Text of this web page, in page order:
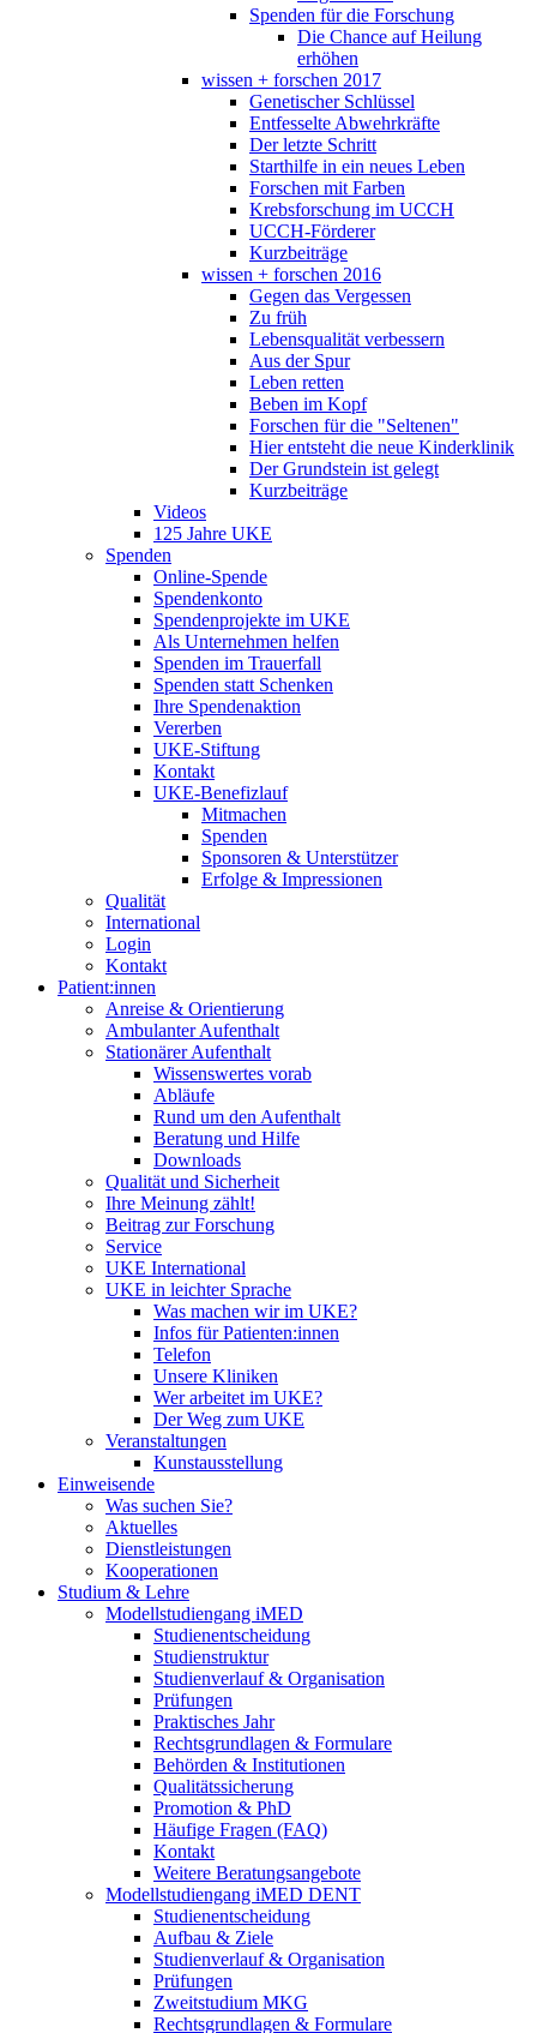
Spenden für die Forschung
Die Chance auf Heilung
erhöhen
wissen + forschen 2017
Genetischer Schlüssel
Entfesselte Abwehrkräfte
Der letzte Schritt
Starthilfe in ein neues Leben
Forschen mit Farben
Krebsforschung im UCCH
UCCH-Förderer
Kurzbeiträge
wissen + forschen 2016
Gegen das Vergessen
Zu früh
Lebensqualität verbessern
Aus der Spur
Leben retten
Beben im Kopf
Forschen für die "Seltenen"
Hier entsteht die neue Kinderklinik
Der Grundstein ist gelegt
Kurzbeiträge
Videos
125 Jahre UKE
Spenden
Online-Spende
Spendenkonto
Spendenprojekte im UKE
Als Unternehmen helfen
Spenden im Trauerfall
Spenden statt Schenken
Ihre Spendenaktion
Vererben
UKE-Stiftung
Kontakt
UKE-Benefizlauf
Mitmachen
Spenden
Sponsoren & Unterstützer
Erfolge & Impressionen
Qualität
International
Login
Kontakt
Patient:innen
Anreise & Orientierung
Ambulanter Aufenthalt
Stationärer Aufenthalt
Wissenswertes vorab
Abläufe
Rund um den Aufenthalt
Beratung und Hilfe
Downloads
Qualität und Sicherheit
Ihre Meinung zählt!
Beitrag zur Forschung
Service
UKE International
UKE in leichter Sprache
Was machen wir im UKE?
Infos für Patienten:innen
Telefon
Unsere Kliniken
Wer arbeitet im UKE?
Der Weg zum UKE
Veranstaltungen
Kunstausstellung
Einweisende
Was suchen Sie?
Aktuelles
Dienstleistungen
Kooperationen
Studium & Lehre
Modellstudiengang iMED
Studienentscheidung
Studienstruktur
Studienverlauf & Organisation
Prüfungen
Praktisches Jahr
Rechtsgrundlagen & Formulare
Behörden & Institutionen
Qualitätssicherung
Promotion & PhD
Häufige Fragen (FAQ)
Kontakt
Weitere Beratungsangebote
Modellstudiengang iMED DENT
Studienentscheidung
Aufbau & Ziele
Studienverlauf & Organisation
Prüfungen
Zweitstudium MKG
Rechtsgrundlagen & Formulare